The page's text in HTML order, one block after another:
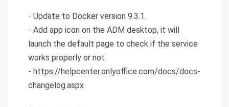
- Update to Docker version 9.3.1.
- Add app icon on the ADM desktop, it will
launch the default page to check if the service
works properly or not.
- https://helpcenter.onlyoffice.com/docs/docs-
changelog.aspx